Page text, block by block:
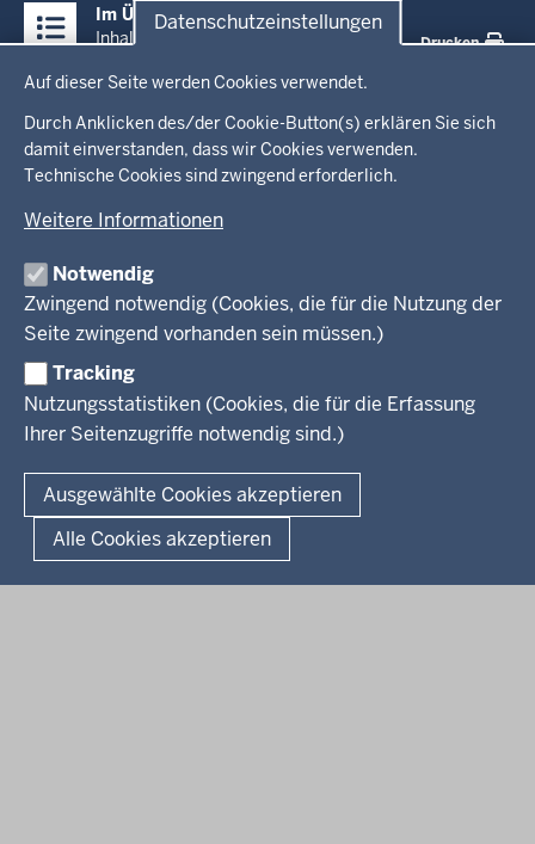
Datenschutzeinstellungen
Auf dieser Seite werden Cookies verwendet.
Durch Anklicken des/der Cookie-Button(s) erklären Sie sich
damit einverstanden, dass wir Cookies verwenden.
Technische Cookies sind zwingend erforderlich.
Weitere Informationen
Notwendig
Zwingend notwendig (Cookies, die für die Nutzung der
Seite zwingend vorhanden sein müssen.)
Tracking
Nutzungsstatistiken (Cookies, die für die Erfassung
Ihrer Seitenzugriffe notwendig sind.)
Ausgewählte Cookies akzeptieren
Alle Cookies akzeptieren
Inhalte
Im Überblick
Inhalt
Drucken
Menü
in
der
Fußzeile
Startseite
Ministerium
Leitung des Hauses
Organisation
Arbeitgeber Ministerium
Rechtsgrundlagen
Kultur
Wissenschaft, Forschung, Lehre und Studium
Presse
Service
Kontakt
Fußzeile
Datenschutz Erklärung zur Barrierefreiheit